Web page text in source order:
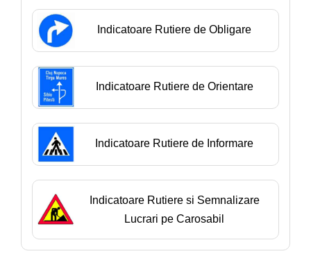
Indicatoare Rutiere de Obligare
Indicatoare Rutiere de Orientare
Indicatoare Rutiere de Informare
Indicatoare Rutiere si Semnalizare
Lucrari pe Carosabil